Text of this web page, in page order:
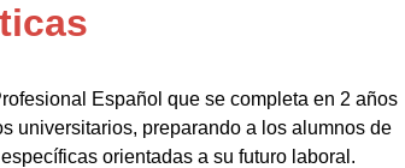
Español que se completa en 2 años
universitarios, preparando a los alumnos de
orientadas a su futuro laboral.